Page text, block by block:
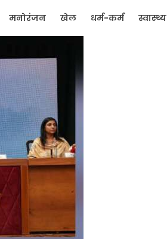
मनोरंजन खेल धर्म-कर्म स्वास्थ्य